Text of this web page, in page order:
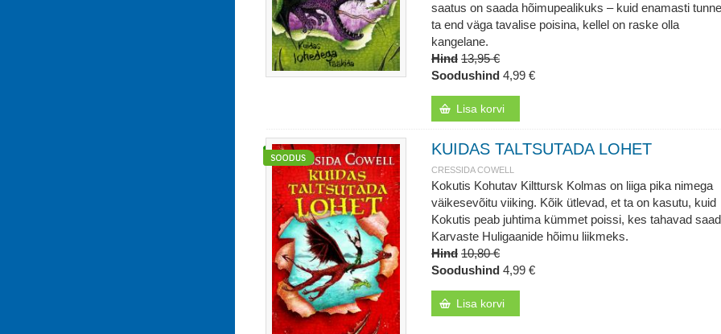
saatus on saada hõimupealikuks – kuid enamasti
ta end väga tavalise poisina, kellel on raske olla
kangelane.
Hind 13,95 €
Soodushind 4,99 €
Lisa korvi
KUIDAS TALTSUTADA LOHET
CRESSIDA COWELL
Kokutis Kohutav Kilttursk Kolmas on liiga pika nimega
väikesevõitu viiking. Kõik ütlevad, et ta on kasutu, kuid
Kokutis peab juhtima kümmet poissi, kes tahavad
Karvaste Huligaanide hõimu liikmeks.
Hind 10,80 €
Soodushind 4,99 €
Lisa korvi